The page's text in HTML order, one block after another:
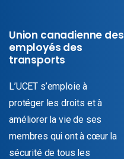
Union canadienne des
employés des
transports
L’UCET s’emploie à
protéger les droits et à
améliorer la vie de ses
membres qui ont à cœur la
sécurité de tous les